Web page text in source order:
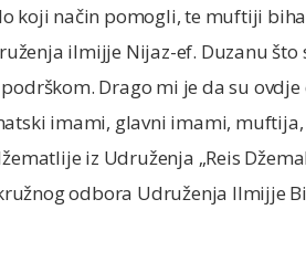
koji način pomogli, te muftiji
ilmijje Nijaz-ef. Duzanu što
Drago mi je da su ovdje
imami, glavni imami,
iz Udruženja „Reis
odbora Udruženja Ilmijje